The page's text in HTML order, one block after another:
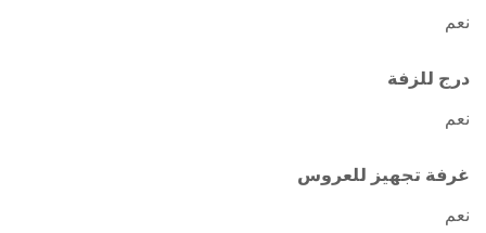
نعم
درج للزفة
نعم
غرفة تجهيز للعروس
نعم